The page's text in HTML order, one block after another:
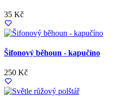
35 Kč
Šifonový běhoun - kapučíno
250 Kč